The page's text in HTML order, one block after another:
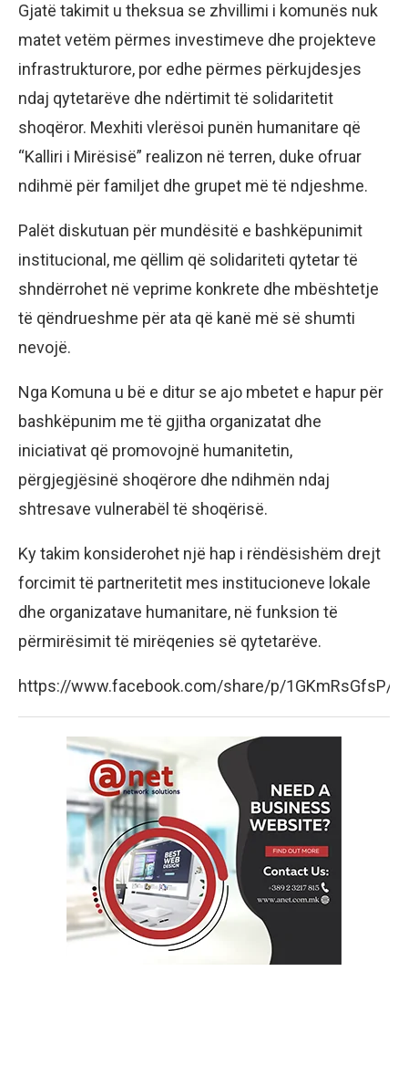
Gjatë takimit u theksua se zhvillimi i komunës nuk
matet vetëm përmes investimeve dhe projekteve
infrastrukturore, por edhe përmes përkujdesjes
ndaj qytetarëve dhe ndërtimit të solidaritetit
shoqëror. Mexhiti vlerësoi punën humanitare që
“Kalliri i Mirësisë” realizon në terren, duke ofruar
ndihmë për familjet dhe grupet më të ndjeshme.
Palët diskutuan për mundësitë e bashkëpunimit
institucional, me qëllim që solidariteti qytetar të
shndërrohet në veprime konkrete dhe mbështetje
të qëndrueshme për ata që kanë më së shumti
nevojë.
Nga Komuna u bë e ditur se ajo mbetet e hapur për
bashkëpunim me të gjitha organizatat dhe
iniciativat që promovojnë humanitetin,
përgjegjësinë shoqërore dhe ndihmën ndaj
shtresave vulnerabël të shoqërisë.
Ky takim konsiderohet një hap i rëndësishëm drejt
forcimit të partneritetit mes institucioneve lokale
dhe organizatave humanitare, në funksion të
përmirësimit të mirëqenies së qytetarëve.
https://www.facebook.com/share/p/1GKmRsGfsP/